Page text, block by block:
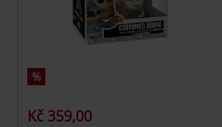
%
Kč 359,00